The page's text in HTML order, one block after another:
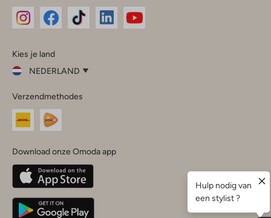
InstagramFacebook
Kies je land
NEDERLAND
je
land
Nederland
Belgique(Français)
Deutschland
Verzendmethodes
Download onze Omoda app